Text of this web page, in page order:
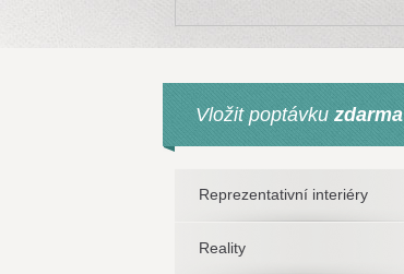
Vložit poptávku zdarma
Reprezentativní interiéry
Reality